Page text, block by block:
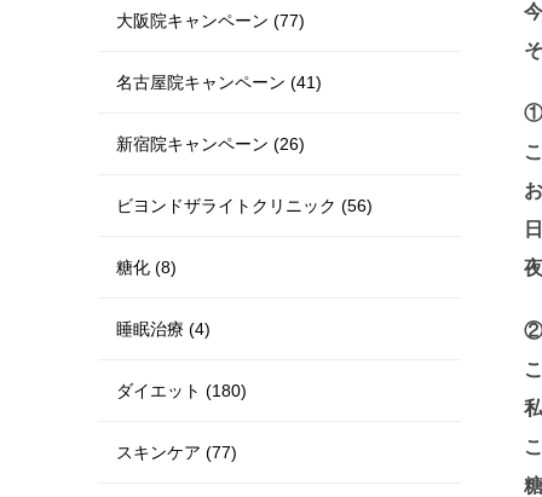
①
②
大阪院キャンペーン (77)
名古屋院キャンペーン (41)
新宿院キャンペーン (26)
ビヨンドザライトクリニック (56)
糖化 (8)
睡眠治療 (4)
ダイエット (180)
スキンケア (77)